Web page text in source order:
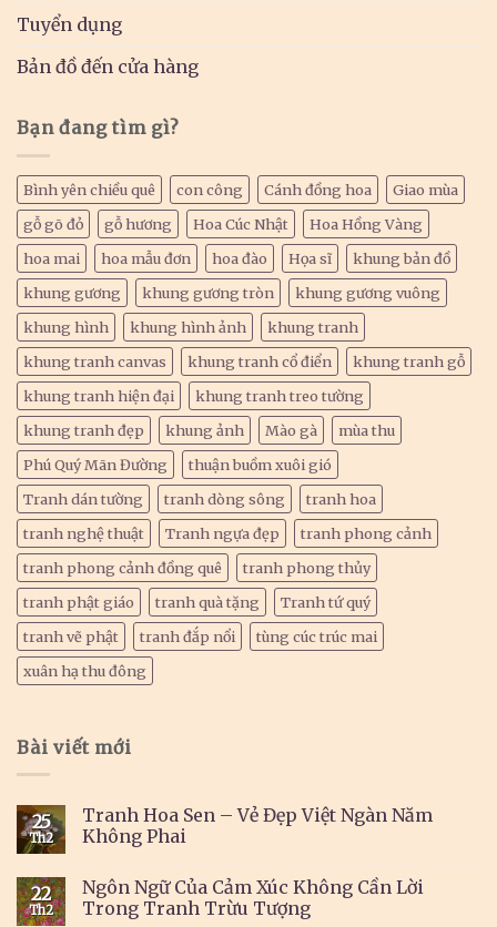
Tuyển dụng
Bản đồ đến cửa hàng
Bạn đang tìm gì?
Bình yên chiều quê con công Cánh đồng hoa
Giao mùa
gỗ gõ đỏ
gỗ hương Hoa Cúc Nhật
Hoa Hồng Vàng
hoa mai
hoa mẫu đơn hoa đào Họa sĩ
khung bản đồ
khung gương
khung gương tròn
khung gương vuông
khung hình
khung hình ảnh
khung tranh
khung tranh canvas
khung tranh cổ điển
khung tranh gỗ
khung tranh hiện đại
khung tranh treo tường
khung tranh đẹp
khung ảnh Mào gà
mùa thu
Phú Quý Mãn Đường
thuận buồm xuôi gió
Tranh dán tường
tranh dòng sông
tranh hoa
tranh nghệ thuật
Tranh ngựa đẹp
tranh phong cảnh
tranh phong cảnh đồng quê
tranh phong thủy
tranh phật giáo
tranh quà tặng
Tranh tứ quý
tranh vẽ phật
tranh đắp nổi
tùng cúc trúc mai
xuân hạ thu đông
Bài viết mới
25
Th2
Tranh Hoa Sen – Vẻ Đẹp Việt Ngàn Năm
Không Phai
22
Th2
Ngôn Ngữ Của Cảm Xúc Không Cần Lời
Trong Tranh Trừu Tượng